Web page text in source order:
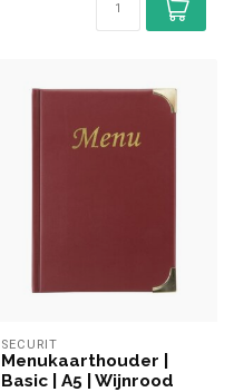
SECURIT
Menukaarthouder |
Basic | A5 | Wijnrood